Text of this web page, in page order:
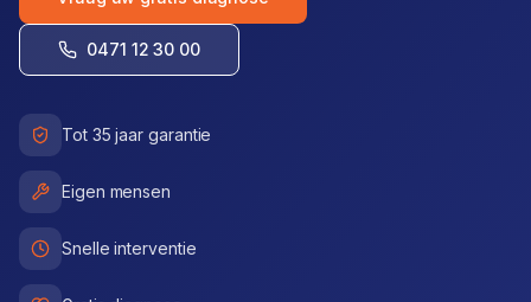
0471 12 30 00
Tot 35 jaar garantie
Eigen mensen
Snelle interventie